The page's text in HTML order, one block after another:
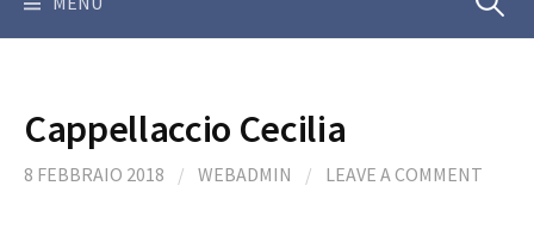
Cappellaccio Cecilia
8 FEBBRAIO 2018 / WEBADMIN / LEAVE A COMMENT